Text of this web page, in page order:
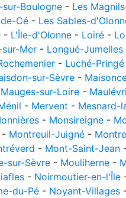
sur-Boulogne - Les
Cé - Les Sables-
- L'Île-d'Olonne - Loiré -
Mer - Longué-Jumelles
- Luché-Pringé
sur-Sèvre -
Mauges-sur-Loire -
- Mervent - Mesnard-
- Monsireigne -
- Montreuil-Juigné -
- Mont-Saint-Jean
sur-Sèvre - Mouliherne -
- Noirmoutier-en-l'Île
du-Pé - Noyant-Villages